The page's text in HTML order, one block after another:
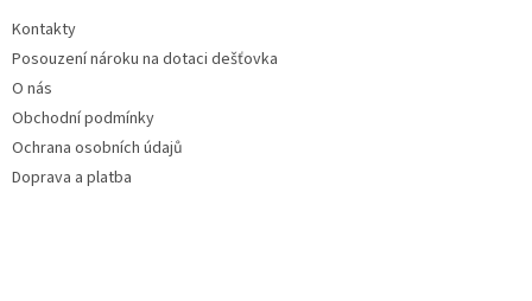
Kontakty
Posouzení nároku na dotaci dešťovka
O nás
Obchodní podmínky
Ochrana osobních údajů
Doprava a platba